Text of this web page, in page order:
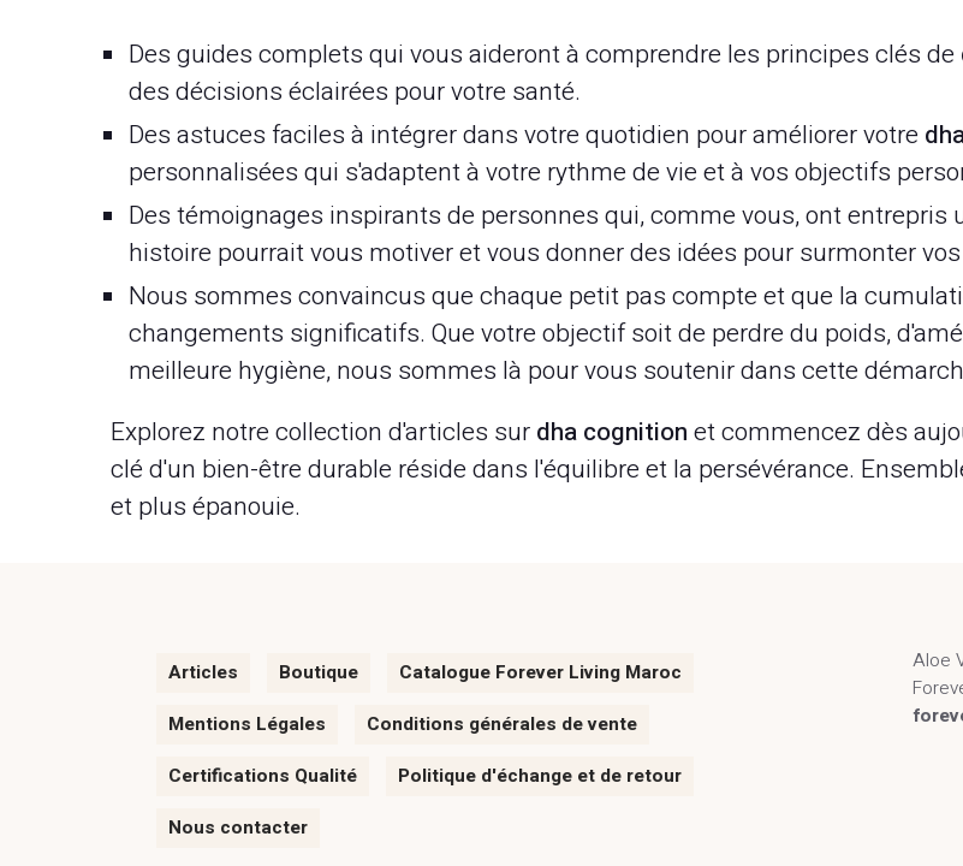
Des guides complets qui vous aideront à comprendre les principes clés de
des décisions éclairées pour votre santé.
Des astuces faciles à intégrer dans votre quotidien pour améliorer votre
personnalisées qui s'adaptent à votre rythme de vie et à vos objectifs
Des témoignages inspirants de personnes qui, comme vous, ont entrepris
histoire pourrait vous motiver et vous donner des idées pour surmonter
Nous sommes convaincus que chaque petit pas compte et que la
changements significatifs. Que votre objectif soit de perdre du poids,
meilleure hygiène, nous sommes là pour vous soutenir dans cette
Explorez notre collection d'articles surdha cognitionet commencez dès
clé d'un bien-être durable réside dans l'équilibre et la persévérance.
et plus épanouie.
Articles Boutique
Catalogue Forever Living Maroc
Mentions Légales
Conditions générales de vente
Certifications Qualité
Politique d'échange et de retour
Nous contacter
Aloe